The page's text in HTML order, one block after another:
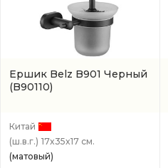
Ершик Belz B901 Черный
(B90110)
Китай
(ш.в.г.) 17x35x17 см.
(матовый)